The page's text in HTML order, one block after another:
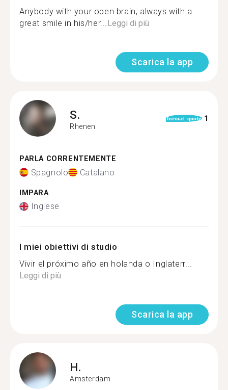
Anybody with your open brain, always with a
great smile in his/her...Leggi di più
Scarica la app
S.
Rhenen
format_quote 1
PARLA CORRENTEMENTE
Spagnolo Catalano
IMPARA
Inglese
I miei obiettivi di studio
Vivir el próximo año en holanda o Inglaterr...
Leggi di più
Scarica la app
H.
Amsterdam